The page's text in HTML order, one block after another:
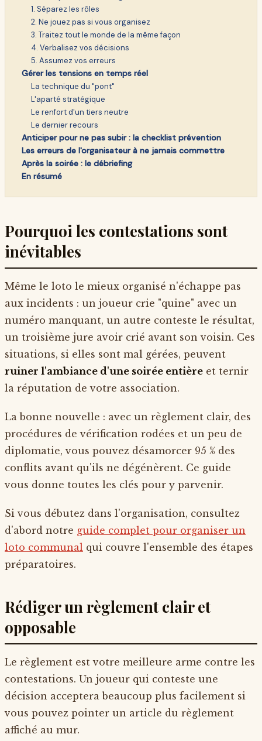
1. Séparez les rôles
2. Ne jouez pas si vous organisez
3. Traitez tout le monde de la même façon
4. Verbalisez vos décisions
5. Assumez vos erreurs
Gérer les tensions en temps réel
La technique du "pont"
L'aparté stratégique
Le renfort d'un tiers neutre
Le dernier recours
Anticiper pour ne pas subir : la checklist prévention
Les erreurs de l'organisateur à ne jamais commettre
Après la soirée : le débriefing
En résumé
Pourquoi les contestations sont
inévitables
Même le loto le mieux organisé n'échappe pas
aux incidents : un joueur crie "quine" avec un
numéro manquant, un autre conteste le résultat,
un troisième jure avoir crié avant son voisin. Ces
situations, si elles sont mal gérées, peuvent
ruiner l'ambiance d'une soirée entière et ternir
la réputation de votre association.
La bonne nouvelle : avec un règlement clair, des
procédures de vérification rodées et un peu de
diplomatie, vous pouvez désamorcer 95 % des
conflits avant qu'ils ne dégénèrent. Ce guide
vous donne toutes les clés pour y parvenir.
Si vous débutez dans l'organisation, consultez
d'abord notre guide complet pour organiser un
loto communal qui couvre l'ensemble des étapes
préparatoires.
Rédiger un règlement clair et
opposable
Le règlement est votre meilleure arme contre les
contestations. Un joueur qui conteste une
décision acceptera beaucoup plus facilement si
vous pouvez pointer un article du règlement
affiché au mur.